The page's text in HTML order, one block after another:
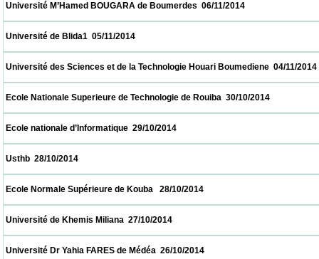
Université M’Hamed BOUGARA de Boumerdes  06/11/2014
Université de Blida1  05/11/2014
Université des Sciences et de la Technologie Houari
Ecole Nationale Superieure de Technologie de Rouiba  30/10/
Ecole nationale d’Informatique  29/10/2014
Usthb  28/10/2014
Ecole Normale Supérieure de Kouba   28/10/2014
Université de Khemis Miliana  27/10/2014
Université Dr Yahia FARES de Médéa  26/10/2014